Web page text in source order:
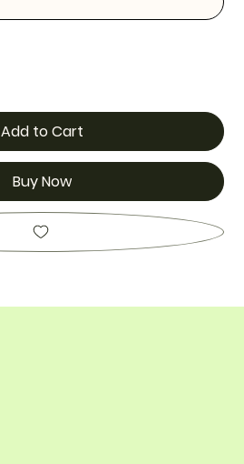
Add to Cart
Buy Now